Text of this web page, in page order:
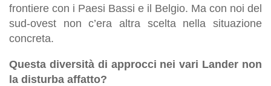
frontiere con i Paesi Bassi e il Belgio. Ma con noi del
sud-ovest non c’era altra scelta nella situazione
concreta.
Questa diversità di approcci nei vari Lander non
la disturba affatto?